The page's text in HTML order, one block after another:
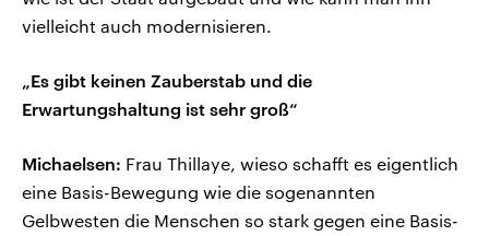
vielleicht auch modernisieren.
„Es gibt keinen Zauberstab und die
Erwartungshaltung ist sehr groß“
Michaelsen: Frau Thillaye, wieso schafft es eigentlich
eine Basis-Bewegung wie die sogenannten
Gelbwesten die Menschen so stark gegen eine Basis-